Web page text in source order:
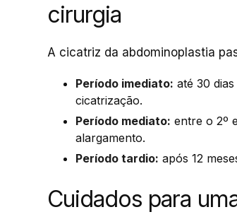
cirurgia
A cicatriz da abdominoplastia
Período imediato: até 30
cicatrização.
Período mediato: entre o 2º
alargamento.
Período tardio: após 12
Cuidados para